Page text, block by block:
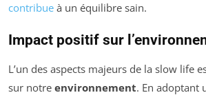
contribue à un équilibre sain.
Impact positif sur
L’un des aspects majeurs de la slow life
sur notre environnement. En adoptant